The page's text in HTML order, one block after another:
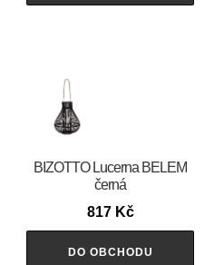
BIZOTTO Lucerna BELEM
černá
817 Kč
DO OBCHODU